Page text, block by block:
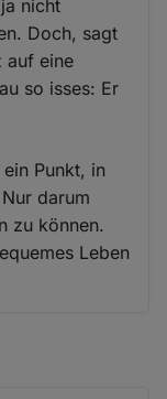
nicht
Doch, sagt
auf eine
so isses: Er
Punkt, in
darum
zu können.
Leben